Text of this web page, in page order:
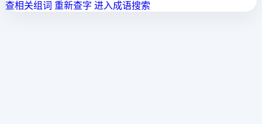
查相关组词 重新查字 进入成语搜索